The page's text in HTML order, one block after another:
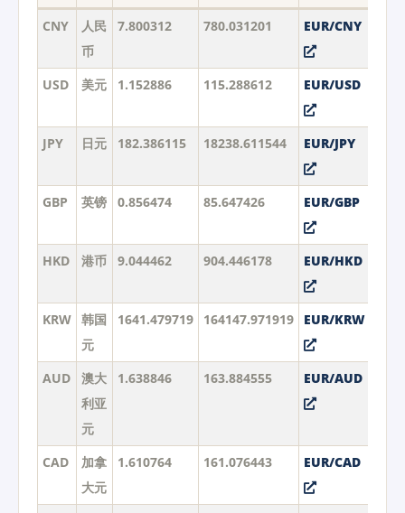
CNY
人民
币
7.800312 780.031201 EUR/CNY
USD 美元 1.152886 115.288612 EUR/USD
JPY 日元 182.386115 18238.611544 EUR/JPY
GBP 英镑 0.856474 85.647426 EUR/GBP
HKD 港币 9.044462 904.446178 EUR/HKD
KRW 韩国
元
1641.479719 164147.971919 EUR/KRW
AUD
澳大
利亚
元
1.638846 163.884555 EUR/AUD
CAD
加拿
大元
1.610764 161.076443 EUR/CAD